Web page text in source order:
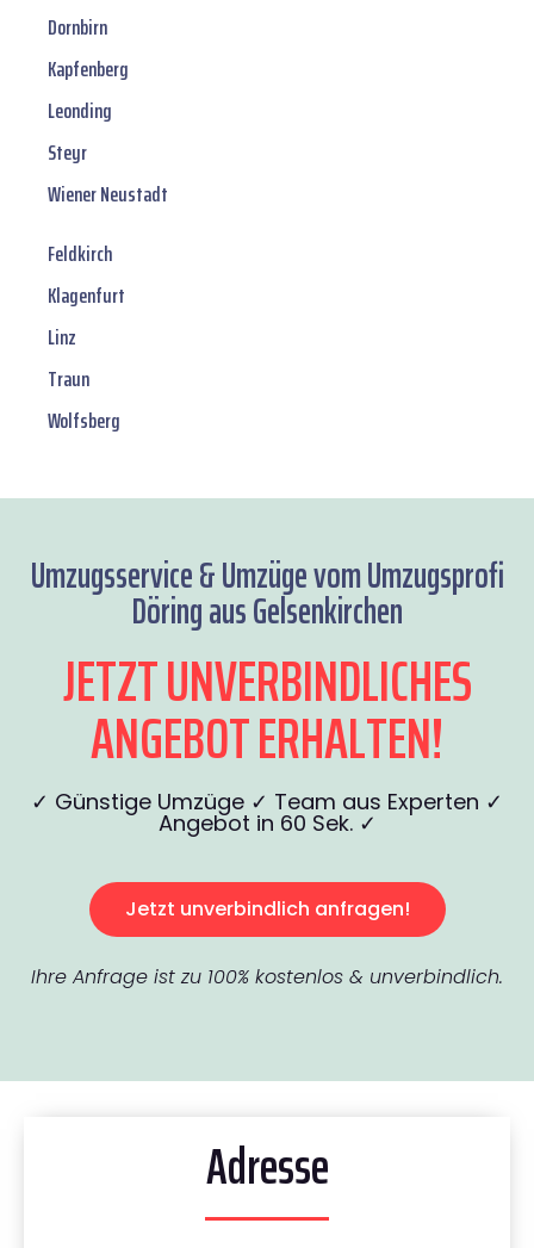
Dornbirn
Kapfenberg
Leonding
Steyr
Wiener Neustadt
Feldkirch
Klagenfurt
Linz
Traun
Wolfsberg
Umzugsservice & Umzüge vom Umzugsprofi
Döring aus Gelsenkirchen
JETZT UNVERBINDLICHES
ANGEBOT ERHALTEN!
✓ Günstige Umzüge ✓ Team aus Experten ✓
Angebot in 60 Sek. ✓
Jetzt unverbindlich anfragen!
Ihre Anfrage ist zu 100% kostenlos & unverbindlich.
Adresse